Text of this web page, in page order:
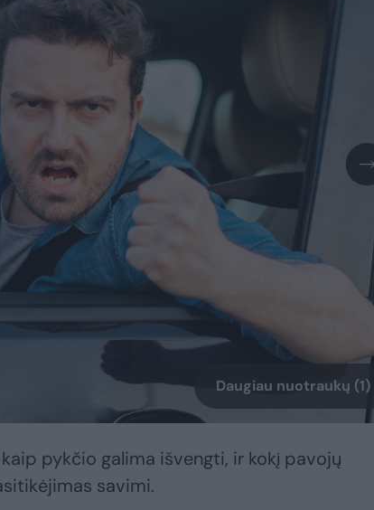
Daugiau nuotraukų (1)
pykčio galima išvengti, ir kokį pavojų
savimi.